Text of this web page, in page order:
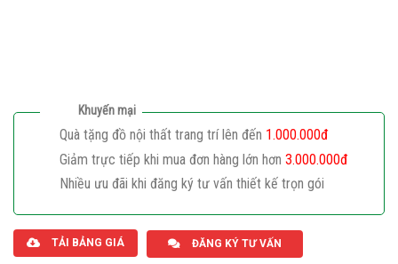
Khuyến mại
Quà tặng đồ nội thất trang trí lên đến 1.000.000đ
Giảm trực tiếp khi mua đơn hàng lớn hơn 3.000.000đ
Nhiều ưu đãi khi đăng ký tư vấn thiết kế trọn gói
TẢI BẢNG GIÁ ĐĂNG KÝ TƯ VẤN